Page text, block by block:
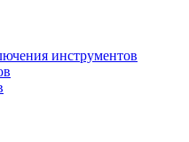
инструментов